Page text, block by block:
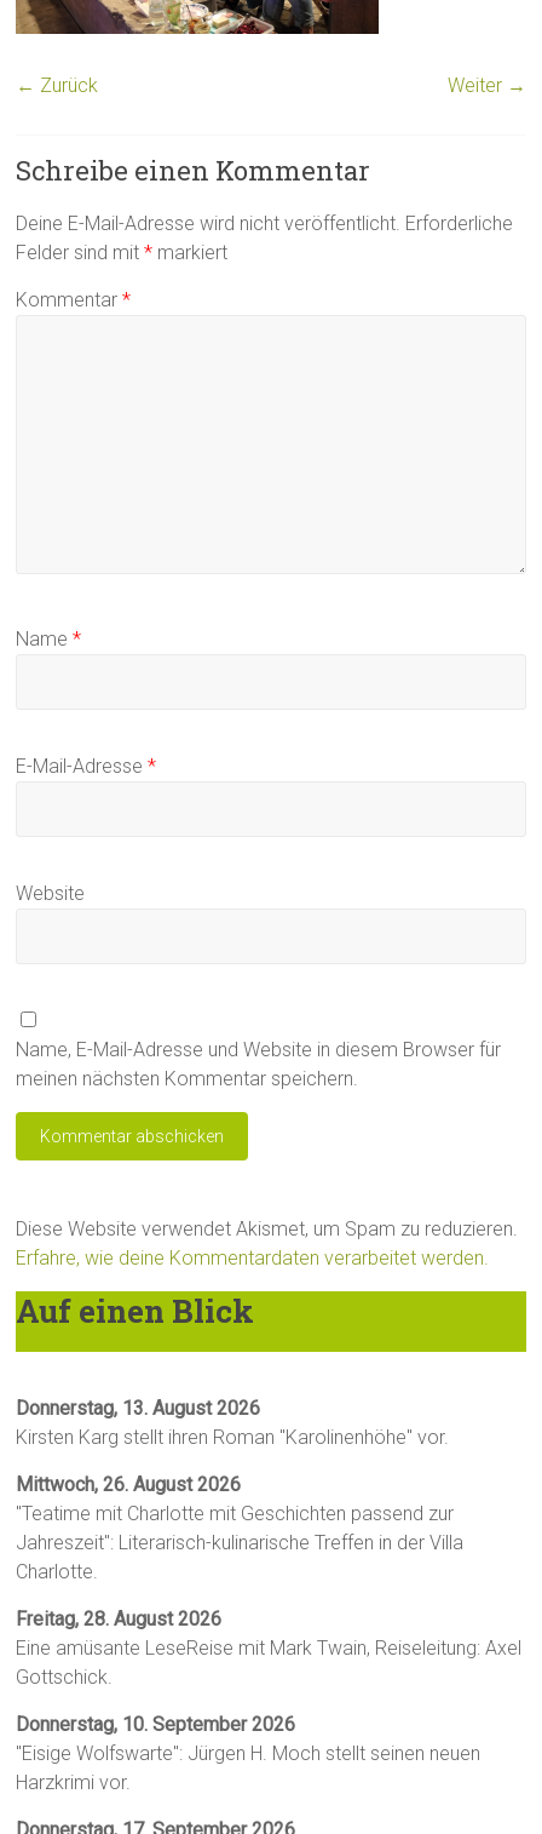
← Zurück Weiter →
Schreibe einen Kommentar
Deine E-Mail-Adresse wird nicht veröffentlicht. Erforderliche
Felder sind mit* markiert
Kommentar*
Name*
E-Mail-Adresse*
Website
Name, E-Mail-Adresse und Website in diesem Browser für
meinen nächsten Kommentar speichern.
Diese Website verwendet Akismet, um Spam zu reduzieren.
Erfahre, wie deine Kommentardaten verarbeitet werden.
Auf einen Blick
Donnerstag, 13. August 2026
Kirsten Karg stellt ihren Roman "Karolinenhöhe" vor.
Mittwoch, 26. August 2026
"Teatime mit Charlotte mit Geschichten passend zur
Jahreszeit": Literarisch-kulinarische Treffen in der Villa
Charlotte.
Freitag, 28. August 2026
Eine amüsante LeseReise mit Mark Twain, Reiseleitung: Axel
Gottschick.
Donnerstag, 10. September 2026
"Eisige Wolfswarte": Jürgen H. Moch stellt seinen neuen
Harzkrimi vor.